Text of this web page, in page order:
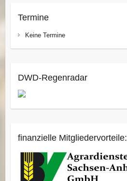
Termine
Keine Termine
DWD-Regenradar
finanzielle Mitgliedervorteile: